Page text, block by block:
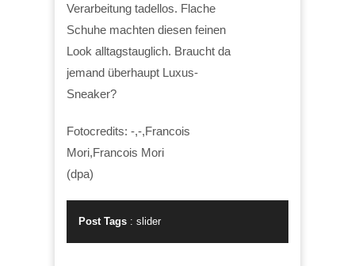
Verarbeitung tadellos. Flache
Schuhe machten diesen feinen
Look alltagstauglich. Braucht da
jemand überhaupt Luxus-
Sneaker?
Fotocredits: -,-,Francois
Mori,Francois Mori
(dpa)
Post Tags : slider